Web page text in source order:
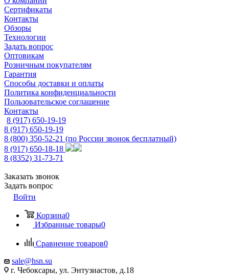
Сертификаты
Контакты
Обзоры
Технологии
Задать вопрос
Оптовикам
Розничным покупателям
Гарантия
Способы доставки и оплаты
Политика конфиденциальности
Пользовательское соглашение
Контакты
8 (917) 650-19-19
8 (917) 650-19-19
8 (800) 350-52-21 (по России звонок бесплатный)
8 (917) 650-18-18
8 (8352) 31-73-71
Заказать звонок
Задать вопрос
Войти
Корзина0
Избранные товары0
Сравнение товаров0
sale@hsn.su
г. Чебоксары, ул. Энтузиастов, д.18